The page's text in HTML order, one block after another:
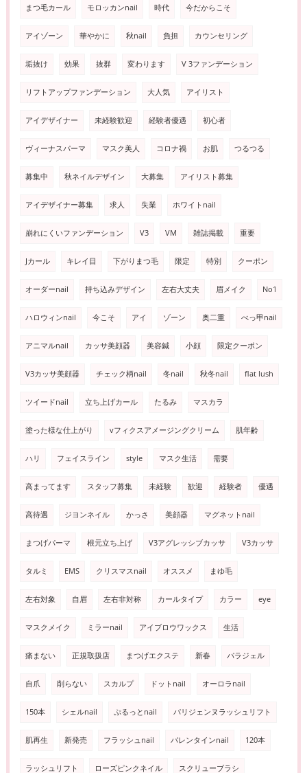
まつ毛カール モロッカンnail 時代 今だからこそ
アイゾーン 華やかに 秋nail 負担 カウンセリング
垢抜け 効果 抜群 変わります V 3ファンデーション
リフトアップファンデーション 大人気 アイリスト
アイデザイナー 未経験歓迎 経験者優遇 初心者
ヴィーナスパーマ マスク美人 コロナ禍 お肌 つるつる
募集中 秋ネイルデザイン 大募集 アイリスト募集
アイデザイナー募集 求人 失業 ホワイトnail
崩れにくいファンデーション V3 VM 雑誌掲載 重要
Jカール キレイ目 下がりまつ毛 限定 特別 クーポン
オーダーnail 持ち込みデザイン 左右大丈夫 眉メイク No1
ハロウィンnail 今こそ アイ ゾーン 奥二重 べっ甲nail
アニマルnail カッサ美顔器 美容鍼 小顔 限定クーポン
V3カッサ美顔器 チェック柄nail 冬nail 秋冬nail flat lush
ツイードnail 立ち上げカール たるみ マスカラ
塗った様な仕上がり vフィクスアメージングクリーム 肌年齢
ハリ フェイスライン style マスク生活 需要
高まってます スタッフ募集 未経験 歓迎 経験者 優遇
高待遇 ジヨンネイル かっさ 美顔器 マグネットnail
まつげパーマ 根元立ち上げ V3アグレッシブカッサ V3カッサ
タルミ EMS クリスマスnail オススメ まゆ毛
左右対象 自眉 左右非対称 カールタイプ カラー eye
マスクメイク ミラーnail アイブロウワックス 生活
痛まない 正規取扱店 まつげエクステ 新春 パラジェル
自爪 削らない スカルプ ドットnail オーロラnail
150本 シェルnail ぷるっとnail パリジェンヌラッシュリフト
肌再生 新発売 フラッシュnail バレンタインnail 120本
ラッシュリフト ローズピンクネイル スクリューブラシ